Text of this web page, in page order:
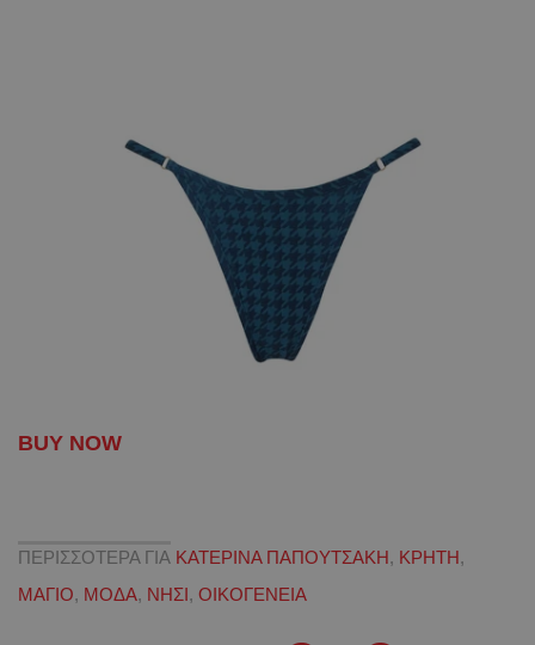
ΒUY NOW
ΠΕΡΙΣΣΟΤΕΡΑ ΓΙΑ ΚΑΤΕΡΙΝΑ ΠΑΠΟΥΤΣΑΚΗ, ΚΡΗΤΗ,
ΜΑΓΙΟ, ΜΟΔΑ, ΝΗΣΙ, ΟΙΚΟΓΕΝΕΙΑ